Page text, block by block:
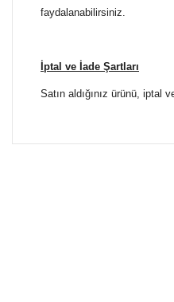
faydalanabilirsiniz.
İptal ve İade Şartları
Satın aldığınız ürünü,